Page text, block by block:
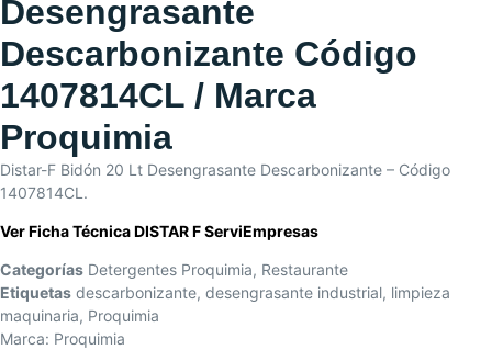
Desengrasante
Descarbonizante Código
1407814CL / Marca
Proquimia
Distar-F Bidón 20 Lt Desengrasante Descarbonizante – Código
1407814CL.
Ver Ficha Técnica DISTAR F ServiEmpresas
Categorías Detergentes Proquimia, Restaurante
Etiquetas descarbonizante, desengrasante industrial, limpieza
maquinaria, Proquimia
Marca: Proquimia